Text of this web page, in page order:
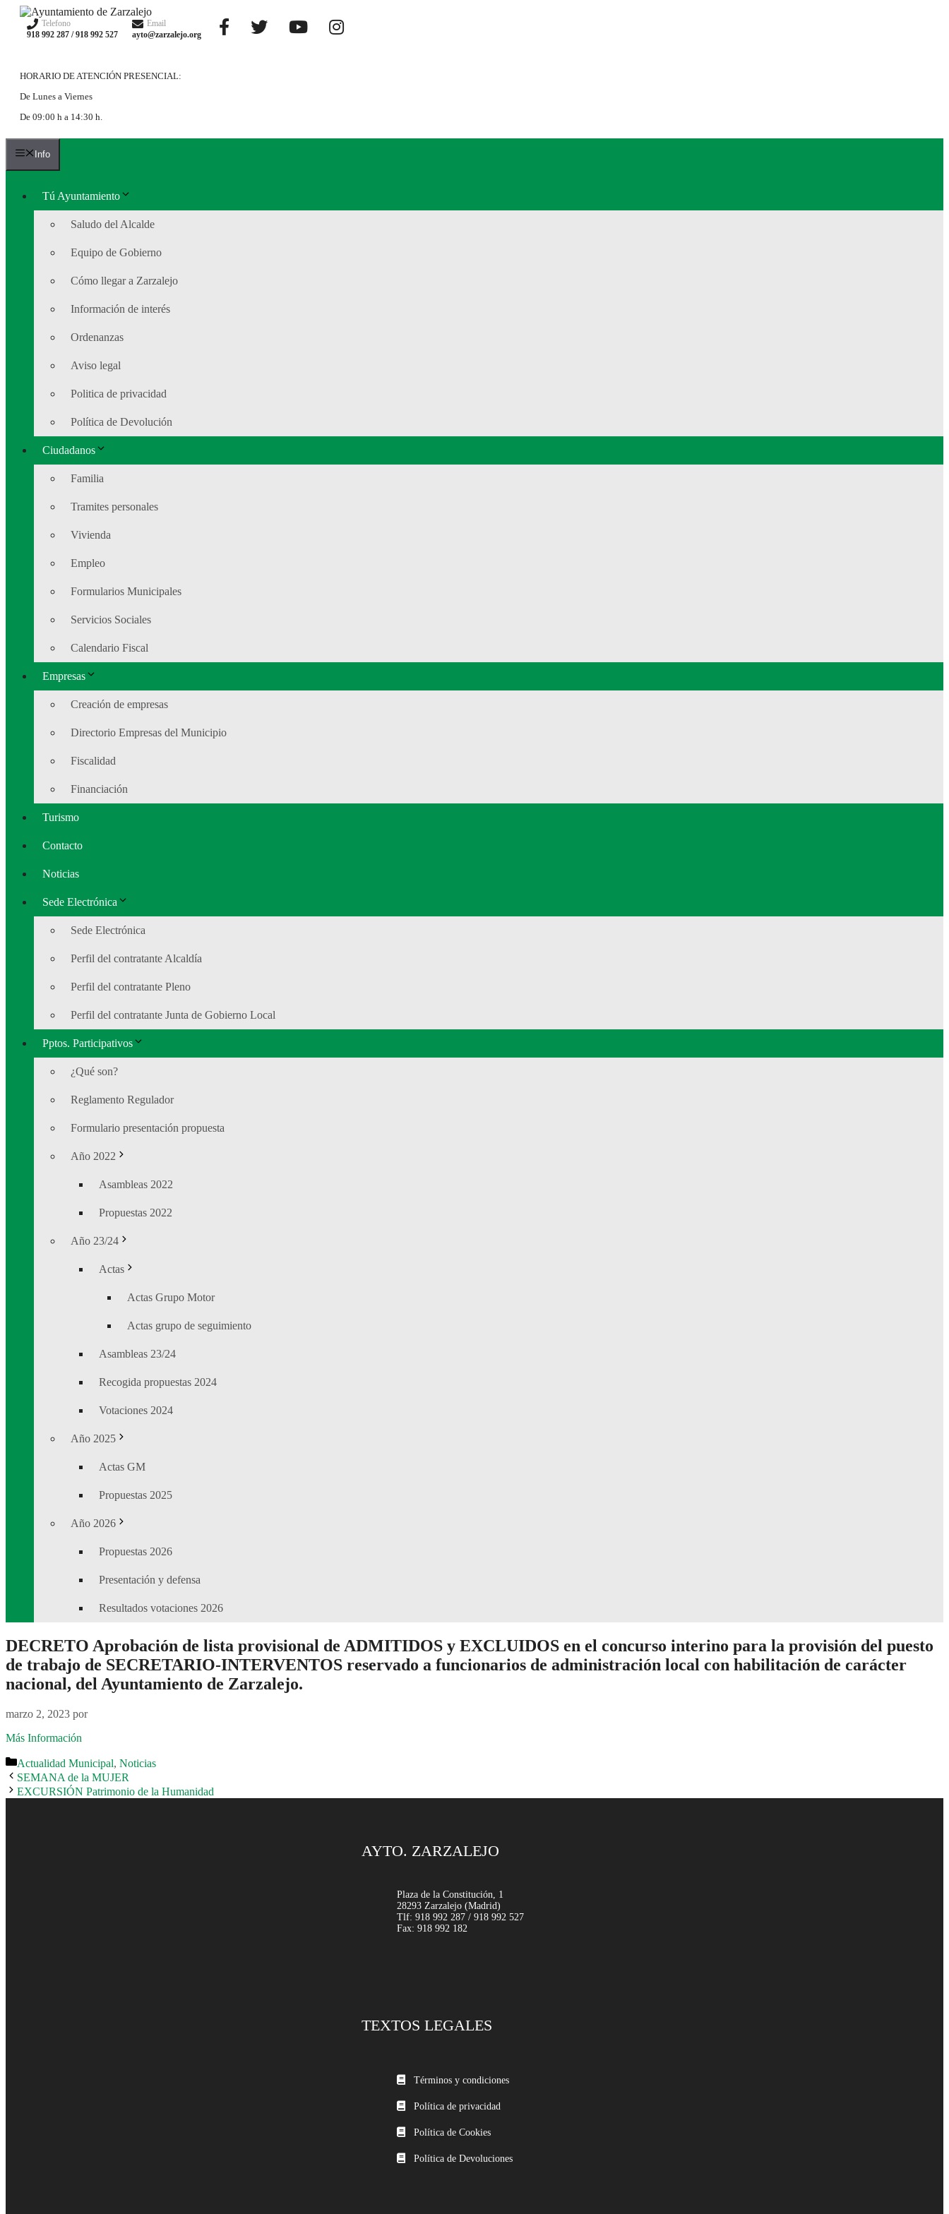
Saltar
contenido
Telefono
918 992 287 / 918 992 527
Email
ayto@zarzalejo.org
HORARIO DE ATENCIÓN PRESENCIAL:
De Lunes a Viernes
De 09:00 h a 14:30 h.
Info
Tú Ayuntamiento
Saludo del Alcalde
Equipo de Gobierno
Cómo llegar a Zarzalejo
Información de interés
Ordenanzas
Aviso legal
Politica de privacidad
Política de Devolución
Ciudadanos
Familia
Tramites personales
Vivienda
Empleo
Formularios Municipales
Servicios Sociales
Calendario Fiscal
Empresas
Creación de empresas
Directorio Empresas del Municipio
Fiscalidad
Financiación
Turismo
Contacto
Noticias
Sede Electrónica
Sede Electrónica
Perfil del contratante Alcaldía
Perfil del contratante Pleno
Perfil del contratante Junta de Gobierno Local
Pptos. Participativos
¿Qué son?
Reglamento Regulador
Formulario presentación propuesta
Año 2022
Asambleas 2022
Propuestas 2022
Año 23/24
Actas
Actas Grupo Motor
Actas grupo de seguimiento
Asambleas 23/24
Recogida propuestas 2024
Votaciones 2024
Año 2025
Actas GM
Propuestas 2025
Año 2026
Propuestas 2026
Presentación y defensa
Resultados votaciones 2026
DECRETO Aprobación de lista provisional de ADMITIDOS y EXCLUIDOS en el concurso interino para la provisión del puesto
de trabajo de SECRETARIO-INTERVENTOS reservado a funcionarios de administración local con habilitación de carácter
nacional, del Ayuntamiento de Zarzalejo.
marzo 2, 2023 por
Más Información
Categorías
Actualidad Municipal, Noticias
SEMANA de la MUJER
EXCURSIÓN Patrimonio de la Humanidad
AYTO. ZARZALEJO
Plaza de la Constitución, 1
28293 Zarzalejo (Madrid)
Tlf: 918 992 287 / 918 992 527
Fax: 918 992 182
TEXTOS LEGALES
Términos y condiciones
Política de privacidad
Política de Cookies
Política de Devoluciones